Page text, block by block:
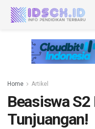
Home Artikel
Beasiswa
Tunjuangan!